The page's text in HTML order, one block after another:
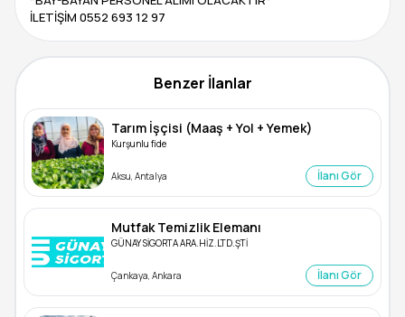
İLETİŞİM 0552 693 12 97
Benzer İlanlar
Tarım İşçisi (Maaş + Yol + Yemek)
Kurşunlu fide
Aksu, Antalya İlanı Gör
Mutfak Temizlik Elemanı
GÜNAY SİGORTA ARA.HİZ.LTD.ŞTİ
Çankaya, Ankara İlanı Gör